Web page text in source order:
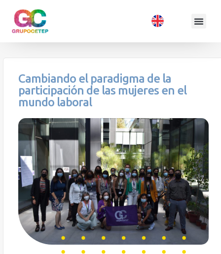
Cambiando el paradigma de la
participación de las mujeres en el
mundo laboral